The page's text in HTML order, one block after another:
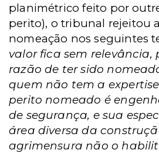
planimétrico feito por
perito), o tribunal rejeitou
nomeação nos seguintes
valor fica sem relevância,
razão de ter sido
quem não tem a
perito nomeado é
de segurança, e sua
área diversa da
agrimensura não o